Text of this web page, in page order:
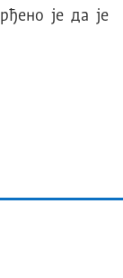
је да је